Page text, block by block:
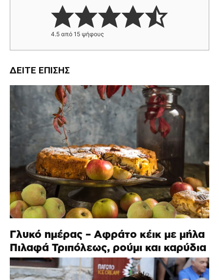
4.5 από 15 ψήφους
ΔΕΊΤΕ ΕΠΊΣΗΣ
Γλυκό ημέρας – Αφράτο κέικ με μήλα
Πιλαφά Τριπόλεως, ρούμι και καρύδια